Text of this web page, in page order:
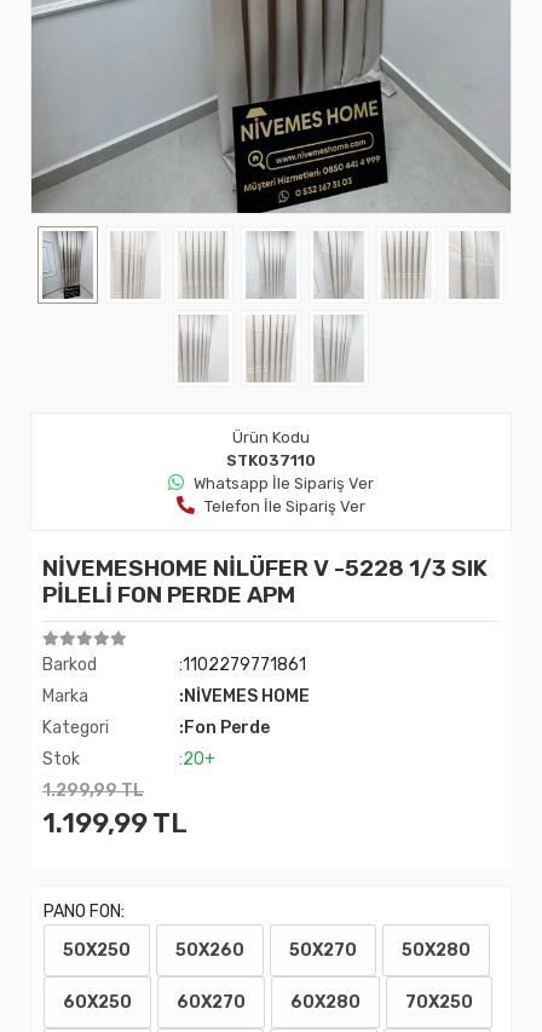
Ürün Kodu
STK037110
Whatsapp İle Sipariş Ver
Telefon İle Sipariş Ver
NİVEMESHOME NİLÜFER V -5228 1/3 SIK
PİLELİ FON PERDE APM
Barkod
:1102279771861
Marka
:NİVEMES HOME
Kategori
:Fon Perde
Stok
:20+
1.299,99 TL
1.199,99 TL
PANO FON:
50X250
50X260 50X270 50X280
60X250 60X270 60X280 70X250